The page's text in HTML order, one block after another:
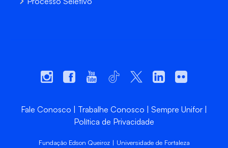
Fale Conosco Trabalhe Conosco
Sempre Unifor
Política de Privacidade
Fundação Edson Queiroz | Universidade de Fortaleza